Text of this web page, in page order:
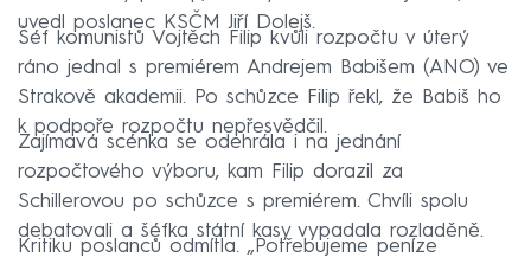
uvedl poslanec KSČM Jiří Dolejš.
Šéf komunistů Vojtěch Filip kvůli rozpočtu v úterý
ráno jednal s premiérem Andrejem Babišem (ANO) ve
Strakově akademii. Po schůzce Filip řekl, že Babiš ho
k podpoře rozpočtu nepřesvědčil.
Zajímavá scénka se odehrála i na jednání
rozpočtového výboru, kam Filip dorazil za
Schillerovou po schůzce s premiérem. Chvíli spolu
debatovali a šéfka státní kasy vypadala rozladěně.
Kritiku poslanců odmítla. „Potřebujeme peníze